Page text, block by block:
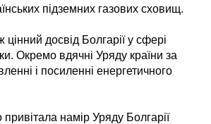
підземних газових сховищ.
цінний досвід Болгарії у сфері
Окремо вдячні Уряду країни за
і посиленні енергетичного
намір Уряду Болгарії